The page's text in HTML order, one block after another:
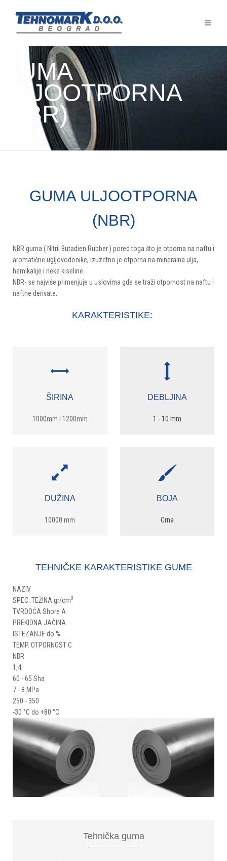
GUMA
ULJOOTPORNA
(NBR)
GUMA ULJOOTPORNA
(NBR)
NBR guma ( Nitril Butadien Rubber ) pored toga što je otporna na naftu i
aromatične ugljovodonike, izuzetno je otporna na mineralna ulja,
hemikalije i neke kiseline.
NBR- se najviše primenjuje u uslovima gde se traži otpornost na naftu i
naftne derivate.
KARAKTERISTIKE:
ŠIRINA
1000mm i 1200mm
DEBLJINA
1 - 10 mm
DUŽINA
10000 mm
BOJA
Crna
TEHNIČKE KARAKTERISTIKE GUME
NAZIV
SPEC. TEŽINA gr/cm3
TVRDOĆA Shore A
PREKIDNA JAČINA
ISTEZANJE do %
TEMP. OTPORNOST C
NBR
1,4
60 - 65 Sha
7 - 8 MPa
250 - 350
-30 °C do +80 °C
Tehničkaguma